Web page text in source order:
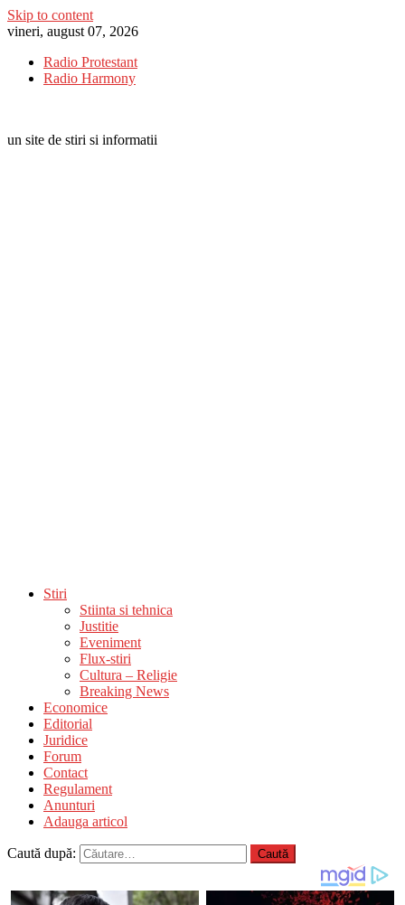
Skip to content
vineri, august 07, 2026
Radio Protestant
Radio Harmony
un site de stiri si informatii
Stiri
Stiinta si tehnica
Justitie
Eveniment
Flux-stiri
Cultura – Religie
Breaking News
Economice
Editorial
Juridice
Forum
Contact
Regulament
Anunturi
Adauga articol
Caută după: